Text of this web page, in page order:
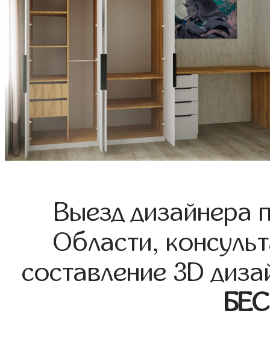
Выезд дизайнера
Области,
составление 3D